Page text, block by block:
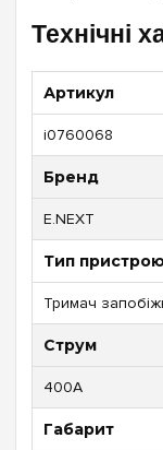
Технічні
Артикул
i0760068
Бренд
E.NEXT
Тип
Тримач
Струм
400А
Габарит